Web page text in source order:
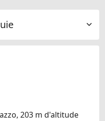
203 m d'altitude